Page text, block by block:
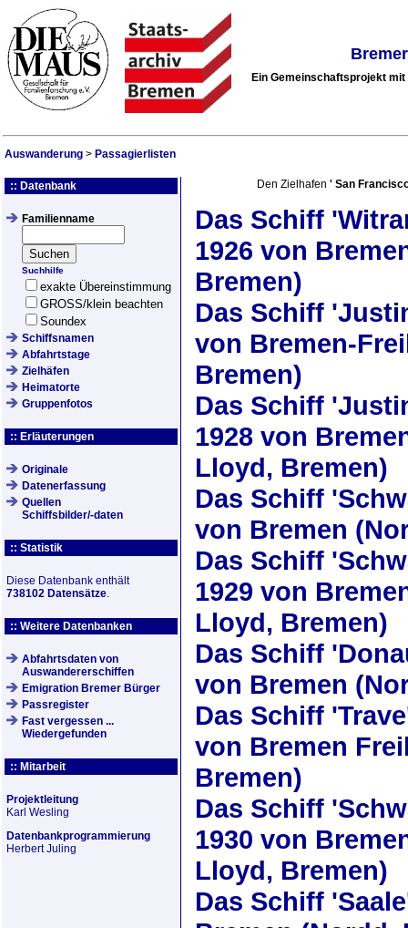
Ein Gemeinschaftsprojekt
Auswanderung > Passagierlisten
:: Datenbank
Familienname
Suchhilfe
exakte Übereinstimmung
GROSS/klein beachten
Soundex
Schiffsnamen
Abfahrtstage
Zielhäfen
Heimatorte
Gruppenfotos
:: Erläuterungen
Originale
Datenerfassung
Quellen
Schiffsbilder/-daten
:: Statistik
Diese Datenbank enthält
738102 Datensätze.
:: Weitere Datenbanken
Abfahrtsdaten von
Auswandererschiffen
Emigration Bremer Bürger
Passregister
Fast vergessen ...
Wiedergefunden
:: Mitarbeit
Projektleitung
Karl Wesling
Datenbankprogrammierung
Herbert Juling
Den Zielhafen ' San
Das Schiff
1926 von
Bremen)
Das Schiff
von Bremen-
Bremen)
Das Schiff
1928 von
Lloyd, Bremen)
Das Schiff
von Bremen
Das Schiff
1929 von
Lloyd, Bremen)
Das Schiff
von Bremen
Das Schiff
von Bremen
Bremen)
Das Schiff
1930 von
Lloyd, Bremen)
Das Schiff